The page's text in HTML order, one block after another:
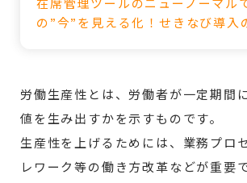
在席管理ツールのニューノーマル
の”今”を見える化！せきなび導入
労働生産性とは、労働者が一定期間
値を生み出すかを示すものです。
生産性を上げるためには、業務プロ
レワーク等の働き方改革などが重要で